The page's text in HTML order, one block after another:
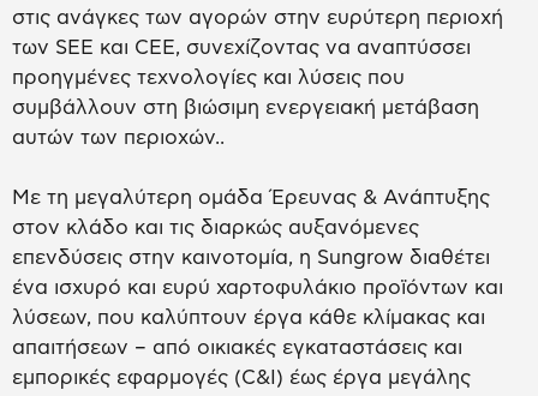
στις ανάγκες των αγορών στην ευρύτερη περιοχή
των SEE και CEE, συνεχίζοντας να αναπτύσσει
προηγμένες τεχνολογίες και λύσεις που
συμβάλλουν στη βιώσιμη ενεργειακή μετάβαση
αυτών των περιοχών..
Με τη μεγαλύτερη ομάδα Έρευνας & Ανάπτυξης
στον κλάδο και τις διαρκώς αυξανόμενες
επενδύσεις στην καινοτομία, η Sungrow διαθέτει
ένα ισχυρό και ευρύ χαρτοφυλάκιο προϊόντων και
λύσεων, που καλύπτουν έργα κάθε κλίμακας και
απαιτήσεων – από οικιακές εγκαταστάσεις και
εμπορικές εφαρμογές (C&I) έως έργα μεγάλης